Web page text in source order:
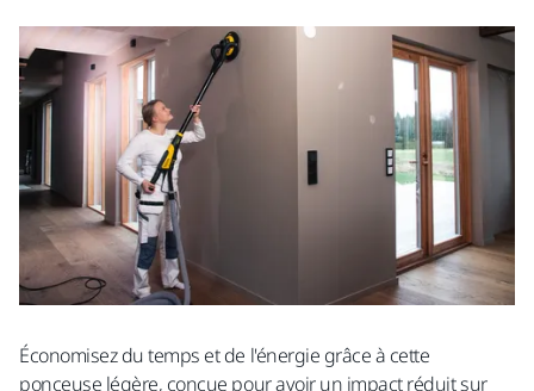
Économisez du temps et de l'énergie grâce à cette
ponceuse légère, conçue pour avoir un impact réduit sur